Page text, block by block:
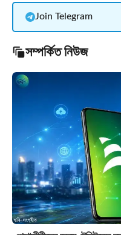
Join Telegram
সম্পর্কিত নিউজ